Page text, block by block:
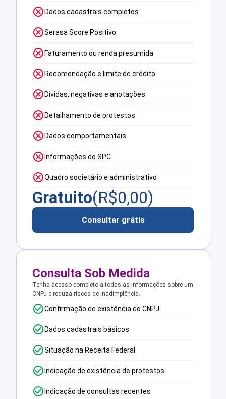
Dados cadastrais completos
Serasa Score Positivo
Faturamento ou renda presumida
Recomendação e limite de crédito
Dívidas, negativas e anotações
Detalhamento de protestos
Dados comportamentais
Informações do SPC
Quadro societário e administrativo
Gratuito(R$0,00)
Consultar grátis
Consulta Sob Medida
Tenha acesso completo a todas as informações sobre um
CNPJ e reduza riscos de inadimplência.
Confirmação de existência do CNPJ
Dados cadastrais básicos
Situação na Receita Federal
Indicação de existência de protestos
Indicação de consultas recentes